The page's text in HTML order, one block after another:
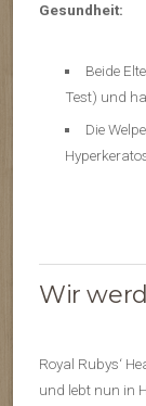
Gesundheit:
Beide
Test) und
Die
Wir
Royal Rubys‘
und lebt nun in